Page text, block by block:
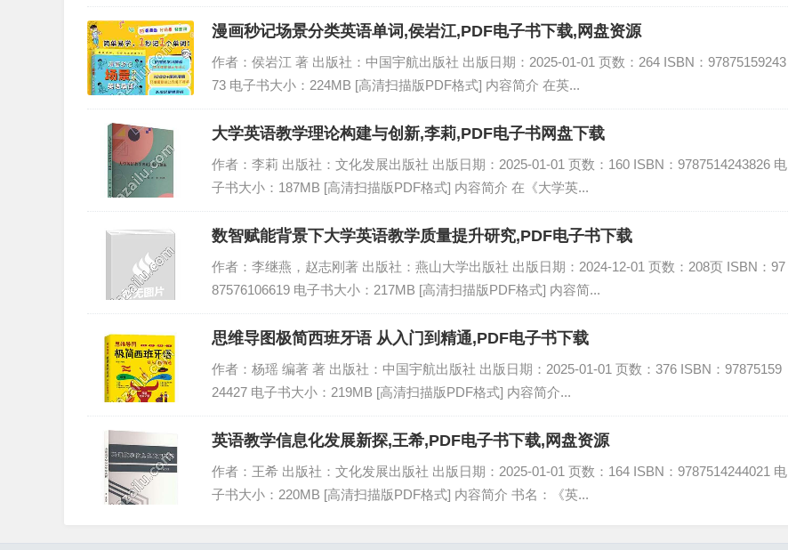
漫画秒记场景分类英语单词,侯岩江,PDF电子书下载,网盘资源
作者：侯岩江 著 出版社：中国宇航出版社 出版日期：2025-01-01 页数：264 ISBN：97875159243
73 电子书大小：224MB [高清扫描版PDF格式] 内容简介 在英...
大学英语教学理论构建与创新,李莉,PDF电子书网盘下载
作者：李莉 出版社：文化发展出版社 出版日期：2025-01-01 页数：160 ISBN：9787514243826 电
子书大小：187MB [高清扫描版PDF格式] 内容简介 在《大学英...
数智赋能背景下大学英语教学质量提升研究,PDF电子书下载
作者：李继燕，赵志刚著 出版社：燕山大学出版社 出版日期：2024-12-01 页数：208页 ISBN：97
87576106619 电子书大小：217MB [高清扫描版PDF格式] 内容简...
思维导图极简西班牙语 从入门到精通,PDF电子书下载
作者：杨瑶 编著 著 出版社：中国宇航出版社 出版日期：2025-01-01 页数：376 ISBN：97875159
24427 电子书大小：219MB [高清扫描版PDF格式] 内容简介...
英语教学信息化发展新探,王希,PDF电子书下载,网盘资源
作者：王希 出版社：文化发展出版社 出版日期：2025-01-01 页数：164 ISBN：9787514244021 电
子书大小：220MB [高清扫描版PDF格式] 内容简介 书名：《英...